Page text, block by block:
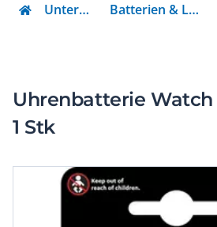
Unterhaltung Batterien & Ladegeräte
Uhrenbatterie Watch
1 Stk